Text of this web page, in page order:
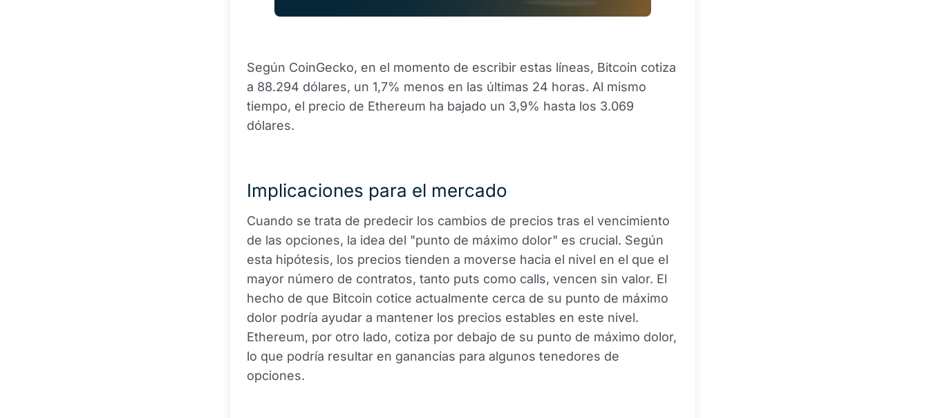
Según CoinGecko, en el momento de escribir estas líneas, Bitcoin cotiza
a 88.294 dólares, un 1,7% menos en las últimas 24 horas. Al mismo
tiempo, el precio de Ethereum ha bajado un 3,9% hasta los 3.069
dólares.
Implicaciones para el mercado
Cuando se trata de predecir los cambios de precios tras el vencimiento
de las opciones, la idea del "punto de máximo dolor" es crucial. Según
esta hipótesis, los precios tienden a moverse hacia el nivel en el que el
mayor número de contratos, tanto puts como calls, vencen sin valor. El
hecho de que Bitcoin cotice actualmente cerca de su punto de máximo
dolor podría ayudar a mantener los precios estables en este nivel.
Ethereum, por otro lado, cotiza por debajo de su punto de máximo dolor,
lo que podría resultar en ganancias para algunos tenedores de
opciones.